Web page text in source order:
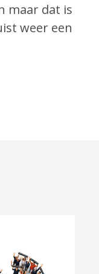
maar dat is
weer een